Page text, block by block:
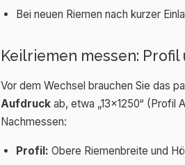
Bei neuen Riemen nach kurzer
Keilriemen messen:
Vor dem Wechsel brauchen Sie das
Aufdruck ab, etwa „13x1250“ (Profil
Nachmessen:
Profil: Obere Riemenbreite und